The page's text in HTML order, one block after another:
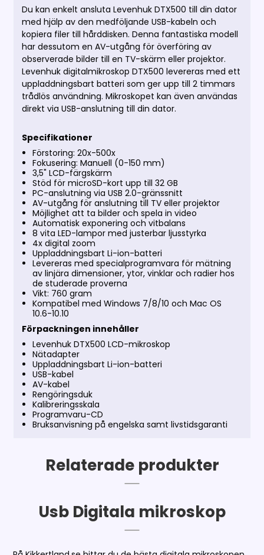
Du kan enkelt ansluta Levenhuk DTX500 till din dator
med hjälp av den medföljande USB-kabeln och
kopiera filer till hårddisken. Denna fantastiska modell
har dessutom en AV-utgång för överföring av
observerade bilder till en TV-skärm eller projektor.
Levenhuk digitalmikroskop DTX500 levereras med ett
uppladdningsbart batteri som ger upp till 2 timmars
trådlös användning. Mikroskopet kan även användas
direkt via USB-anslutning till din dator.
Specifikationer
Förstoring: 20x-500x
Fokusering: Manuell (0-150 mm)
3,5" LCD-färgskärm
Stöd för microSD-kort upp till 32 GB
PC-anslutning via USB 2.0-gränssnitt
AV-utgång för anslutning till TV eller projektor
Möjlighet att ta bilder och spela in video
Automatisk exponering och vitbalans
8 vita LED-lampor med justerbar ljusstyrka
4x digital zoom
Uppladdningsbart Li-ion-batteri
Levereras med specialprogramvara för mätning
av linjära dimensioner, ytor, vinklar och radier hos
de studerade proverna
Vikt: 760 gram
Kompatibel med Windows 7/8/10 och Mac OS
10.6-10.10
Förpackningen innehåller
Levenhuk DTX500 LCD-mikroskop
Nätadapter
Uppladdningsbart Li-ion-batteri
USB-kabel
AV-kabel
Rengöringsduk
Kalibreringsskala
Programvaru-CD
Bruksanvisning på engelska samt livstidsgaranti
Relaterade produkter
Usb Digitala mikroskop